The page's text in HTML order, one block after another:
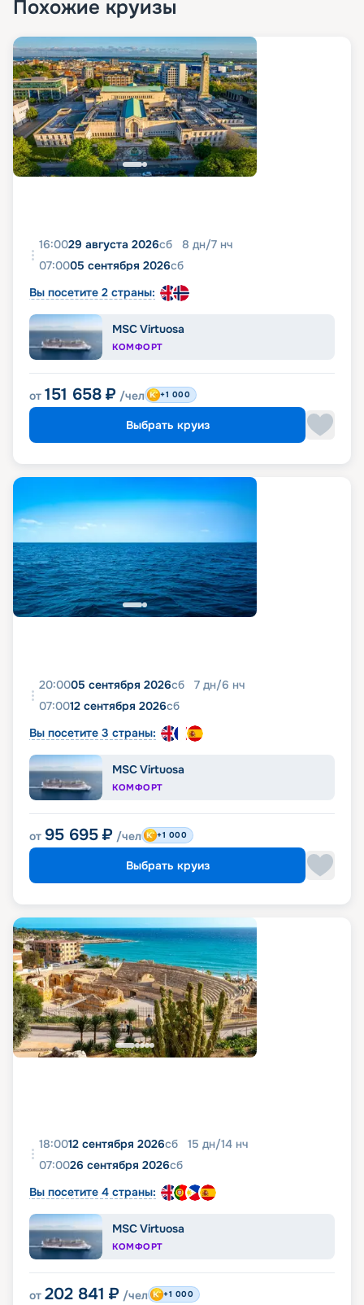
Похожие круизы
16:0029 августа 2026сб 8 дн/7 нч
07:0005 сентября 2026сб
Вы посетите 2 страны:
MSC Virtuosa
КОМФОРТ
от 151 658 ₽ /чел +1 000
Выбрать круиз
20:0005 сентября 2026сб 7 дн/6 нч
07:0012 сентября 2026сб
Вы посетите 3 страны:
MSC Virtuosa
КОМФОРТ
от 95 695 ₽ /чел +1 000
Выбрать круиз
18:0012 сентября 2026сб 15 дн/14 нч
07:0026 сентября 2026сб
Вы посетите 4 страны:
MSC Virtuosa
КОМФОРТ
от 202 841 ₽ /чел +1 000